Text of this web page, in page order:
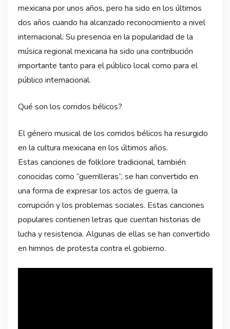
mexicana por unos años, pero ha sido en los últimos
dos años cuando ha alcanzado reconocimiento a nivel
internacional. Su presencia en la popularidad de la
música regional mexicana ha sido una contribución
importante tanto para el público local como para el
público internacional.
Qué son los corridos bélicos?
El género musical de los corridos bélicos ha resurgido
en la cultura mexicana en los últimos años.
Estas canciones de folklore tradicional, también
conocidas como “guerrilleras”, se han convertido en
una forma de expresar los actos de guerra, la
corrupción y los problemas sociales. Estas canciones
populares contienen letras que cuentan historias de
lucha y resistencia. Algunas de ellas se han convertido
en himnos de protesta contra el gobierno.